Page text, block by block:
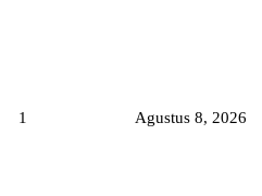
1 Agustus 8, 2026